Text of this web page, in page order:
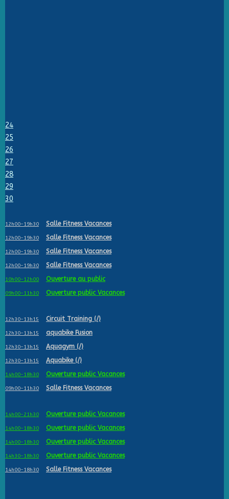
24
25
26
27
28
29
30
12h00-19h30 Salle Fitness Vacances
12h00-19h30 Salle Fitness Vacances
12h00-19h30 Salle Fitness Vacances
12h00-19h30 Salle Fitness Vacances
10h00-12h00 Ouverture au public
09h00-11h30 Ouverture public Vacances
12h30-13h15 Circuit Training (/)
12h30-13h15 aquabike Fusion
12h30-13h15 Aquagym (/)
12h30-13h15 Aquabike (/)
14h00-18h30 Ouverture public Vacances
09h00-11h30 Salle Fitness Vacances
14h00-21h30 Ouverture public Vacances
14h00-18h30 Ouverture public Vacances
14h00-18h30 Ouverture public Vacances
14h30-18h30 Ouverture public Vacances
14h00-18h30 Salle Fitness Vacances